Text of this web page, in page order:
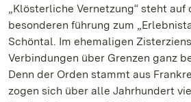
„Klösterliche Vernetzung“ steht auf
besonderen führung zum
Schöntal. Im ehemaligen
Verbindungen über Grenzen ganz
Denn der Orden stammt aus
zogen sich über alle Jahrhundert